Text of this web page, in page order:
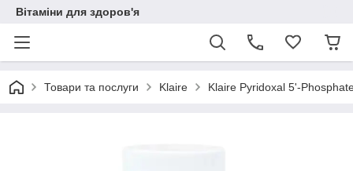
Вітаміни для здоров'я
Товари та послуги Klaire Klaire Pyridoxal 5'-